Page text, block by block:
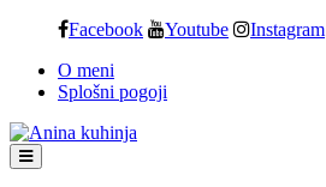
content
Facebook Youtube Instagram
O meni
Splošni pogoji